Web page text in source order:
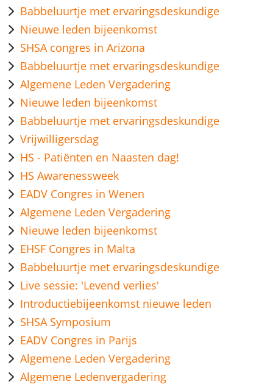
Babbeluurtje met ervaringsdeskundige
Nieuwe leden bijeenkomst
SHSA congres in Arizona
Babbeluurtje met ervaringsdeskundige
Algemene Leden Vergadering
Nieuwe leden bijeenkomst
Babbeluurtje met ervaringsdeskundige
Vrijwilligersdag
HS - Patiënten en Naasten dag!
HS Awarenessweek
EADV Congres in Wenen
Algemene Leden Vergadering
Nieuwe leden bijeenkomst
EHSF Congres in Malta
Babbeluurtje met ervaringsdeskundige
Live sessie: 'Levend verlies'
Introductiebijeenkomst nieuwe leden
SHSA Symposium
EADV Congres in Parijs
Algemene Leden Vergadering
Algemene Ledenvergadering